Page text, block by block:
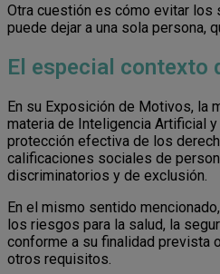
Otra cuestión es cómo evitar los
puede dejar a una sola persona,
El especial contexto
En su Exposición de Motivos, la
materia de Inteligencia Artificial
protección efectiva de los
calificaciones sociales de
discriminatorios y de exclusión.
En el mismo sentido
los riesgos para la salud, la
conforme a su finalidad prevista
otros requisitos.